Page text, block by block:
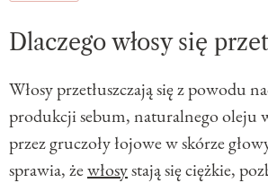
Dlaczego włosy się
Włosy przetłuszczają się z powodu
produkcji sebum, naturalnego oleju
przez gruczoły łojowe w skórze
sprawia, żewłosystają się ciężkie,